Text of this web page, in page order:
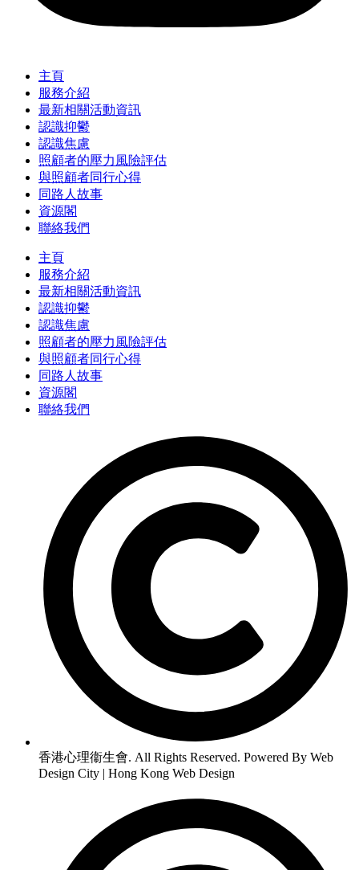
主頁
服務介紹
最新相關活動資訊
認識抑鬱
認識焦慮
照顧者的壓力風險評估
與照顧者同行心得
同路人故事
資源閣
聯絡我們
主頁
服務介紹
最新相關活動資訊
認識抑鬱
認識焦慮
照顧者的壓力風險評估
與照顧者同行心得
同路人故事
資源閣
聯絡我們
香港心理衞生會. All Rights Reserved. Powered By Web
Design City | Hong Kong Web Design